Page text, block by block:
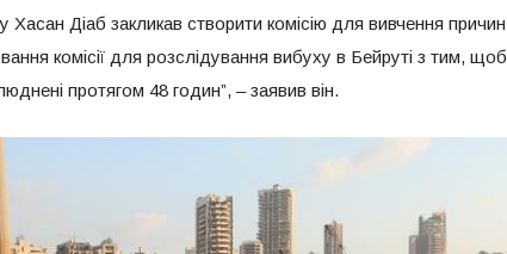
Хасан Діаб закликав створити комісію для вивчення причин
комісії для розслідування вибуху в Бейруті з тим, щоб
протягом 48 годин”, – заявив він.